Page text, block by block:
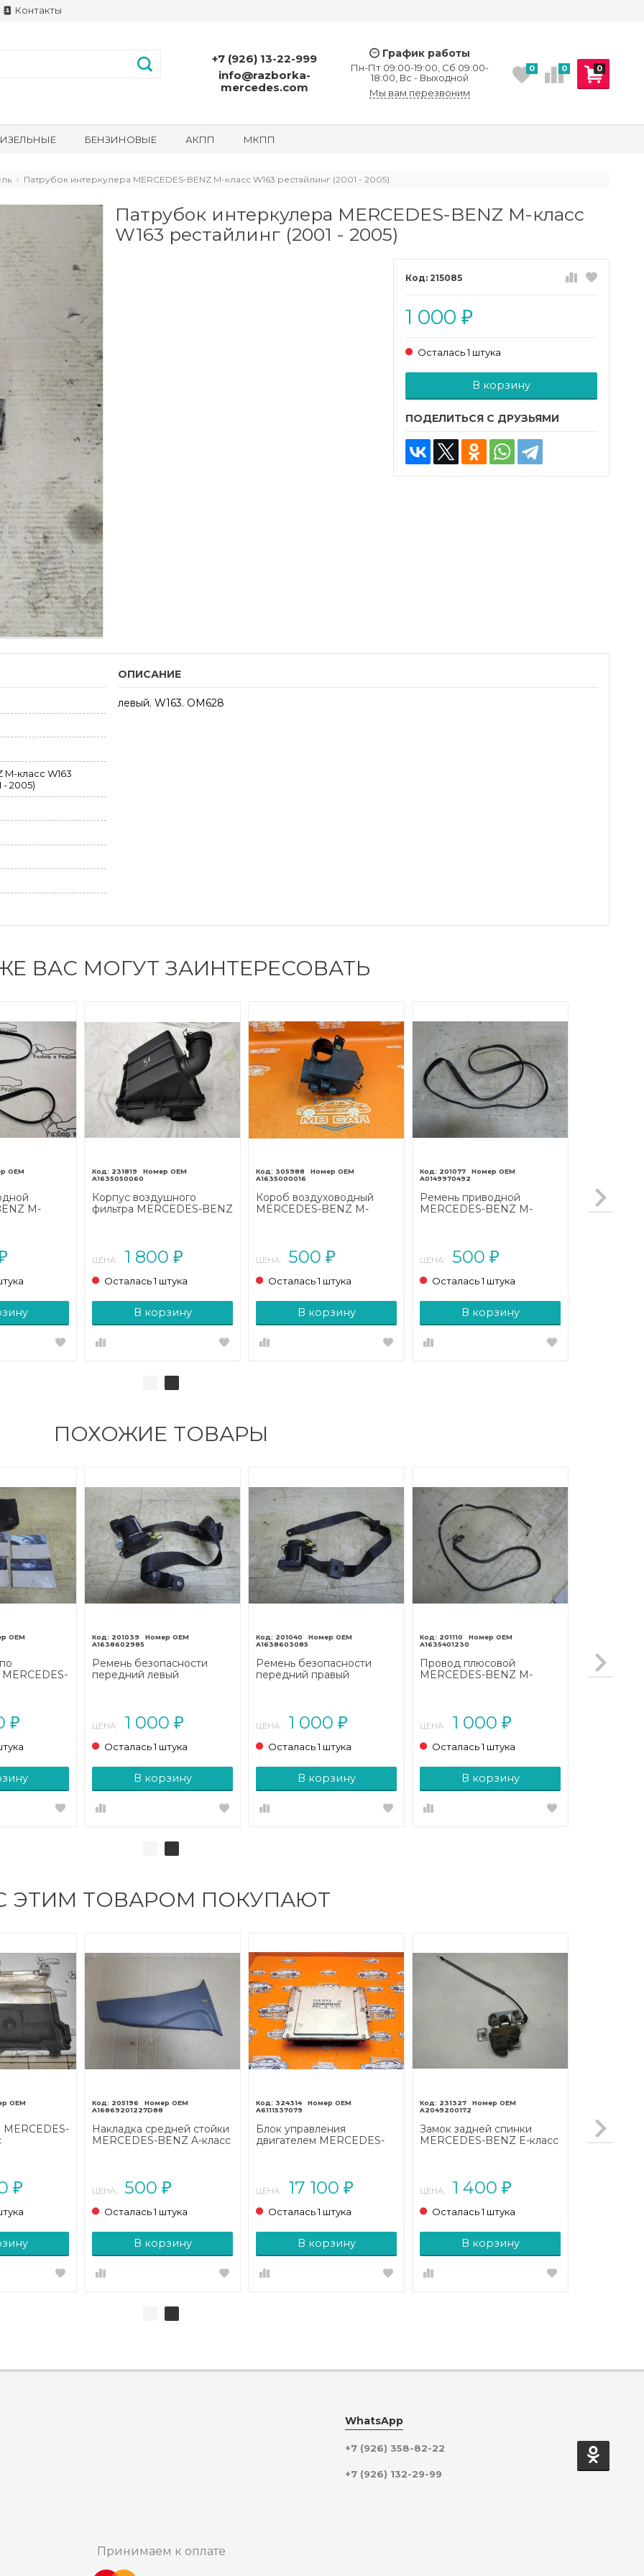
Контакты
+7 (926) 13-22-999
info@razborka-
mercedes.com
График работы
Пн-Пт 09:00-19:00, Сб 09:00-
18:00, Вс - Выходной
Мы вам перезвоним
0
0 0
БЕНЗИНОВЫЕ АКПП МКПП
Патрубок интеркулера MERCEDES-BENZ M-класс W163 рестайлинг (2001 - 2005)
Патрубок интеркулера MERCEDES-BENZ M-класс
W163 рестайлинг (2001 - 2005)
215085
1 000 ₽
Осталась 1 штука
Добавляется...
В корзину
Добавлен
ПОДЕЛИТЬСЯ С ДРУЗЬЯМИ
M-класс W163
- 2005)
ОПИСАНИЕ
левый. W163. OM628
ВАС МОГУТ ЗАИНТЕРЕСОВАТЬ
M-
231819
A1635050060
Корпус воздушного
фильтра MERCEDES-BENZ
ЦЕНА: 1 800 ₽
Осталась 1 штука
В корзину
305988
A1635000016
Короб воздуховодный
MERCEDES-BENZ M-
ЦЕНА: 500 ₽
Осталась 1 штука
В корзину
201077
A0149970492
Ремень приводной
MERCEDES-BENZ M-
ЦЕНА: 500 ₽
Осталась 1 штука
В корзину
ПОХОЖИЕ ТОВАРЫ
₽
201039
A1638602985
Ремень безопасности
передний левый
ЦЕНА: 1 000 ₽
Осталась 1 штука
В корзину
201040
A1638603085
Ремень безопасности
передний правый
ЦЕНА: 1 000 ₽
Осталась 1 штука
В корзину
201110
A1635401230
Провод плюсовой
MERCEDES-BENZ M-
ЦЕНА: 1 000 ₽
Осталась 1 штука
В корзину
ЭТИМ ТОВАРОМ ПОКУПАЮТ
₽
205196
A16869201227D88
Накладка средней стойки
MERCEDES-BENZ A-класс
ЦЕНА: 500 ₽
Осталась 1 штука
В корзину
324314
A6111537079
Блок управления
двигателем MERCEDES-
ЦЕНА: 17 100 ₽
Осталась 1 штука
В корзину
231327
A2049200172
Замок задней спинки
MERCEDES-BENZ E-класс
ЦЕНА: 1 400 ₽
Осталась 1 штука
В корзину
WhatsApp
+7 (926) 358-82-22
+7 (926) 132-29-99
Принимаем к оплате